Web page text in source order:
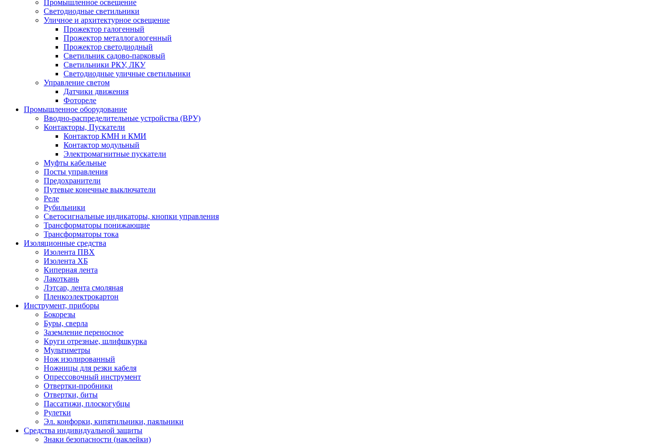
Промышленное освещение
Светодиодные светильники
Уличное и архитектурное освещение
Прожектор галогенный
Прожектор металлогалогенный
Прожектор светодиодный
Светильник садово-парковый
Светильники РКУ, ЛКУ
Светодиодные уличные светильники
Управление светом
Датчики движения
Фотореле
Промышленное оборудование
Вводно-распределительные устройства (ВРУ)
Контакторы, Пускатели
Контактор КМН и КМИ
Контактор модульный
Электромагнитные пускатели
Муфты кабельные
Посты управления
Предохранители
Путевые конечные выключатели
Реле
Рубильники
Светосигнальные индикаторы, кнопки управления
Трансформаторы понижающие
Трансформаторы тока
Изоляционные средства
Изолента ПВХ
Изолента ХБ
Киперная лента
Лакоткань
Лэтсар, лента смоляная
Пленкоэлектрокартон
Инструмент, приборы
Бокорезы
Буры, сверла
Заземление переносное
Круги отрезные, шлифшкурка
Мультиметры
Нож изолированный
Ножницы для резки кабеля
Опрессовочный инструмент
Отвертки-пробники
Отвертки, биты
Пассатижи, плоскогубцы
Рулетки
Эл. конфорки, кипятильники, паяльники
Средства индивидуальной защиты
Знаки безопасности (наклейки)